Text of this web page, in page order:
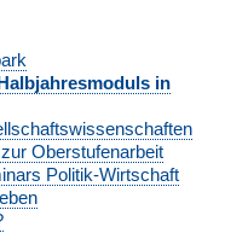
in
Oberstufenarbeit
Politik-Wirtschaft